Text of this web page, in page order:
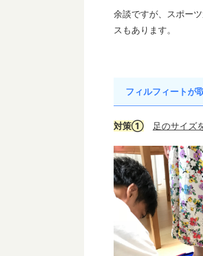
余談ですが、スポー
スもあります。
フィルフィートが
対策① 足のサイズ